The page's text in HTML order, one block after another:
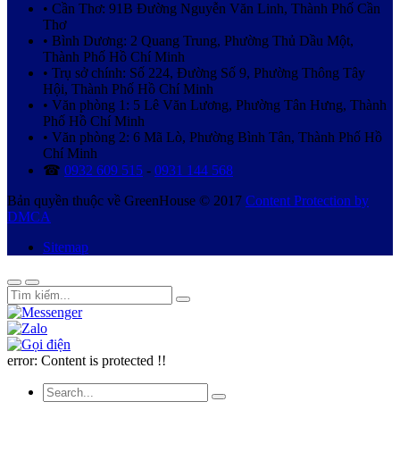
• Cần Thơ: 91B Đường Nguyễn Văn Linh, Thành Phố Cần
Thơ
• Bình Dương: 2 Quang Trung, Phường Thủ Dầu Một,
Thành Phố Hồ Chí Minh
• Trụ sở chính: Số 224, Đường Số 9, Phường Thông Tây
Hội, Thành Phố Hồ Chí Minh
• Văn phòng 1: 5 Lê Văn Lương, Phường Tân Hưng, Thành
Phố Hồ Chí Minh
• Văn phòng 2: 6 Mã Lò, Phường Bình Tân, Thành Phố Hồ
Chí Minh
☎ 0932 609 515 - 0931 144 568
Bản quyền thuộc về GreenHouse © 2017 Content Protection by
DMCA
Sitemap
error: Content is protected !!